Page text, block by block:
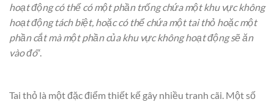
hoạt động có thể có một phần trống chứa một khu vực không
hoạt động tách biệt, hoặc có thể chứa một tai thỏ hoặc một
phần cắt mà một phần của khu vực không hoạt động sẽ ăn
vào đó“.
Tai thỏ là một đặc điểm thiết kế gây nhiều tranh cãi. Một số